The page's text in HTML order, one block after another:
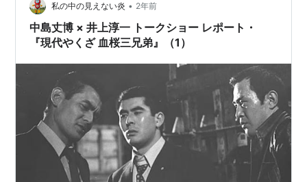
私の中の見えない炎 • 2年前
中島丈博 × 井上淳一 トークショー レポート・
『現代やくざ 血桜三兄弟』（1）